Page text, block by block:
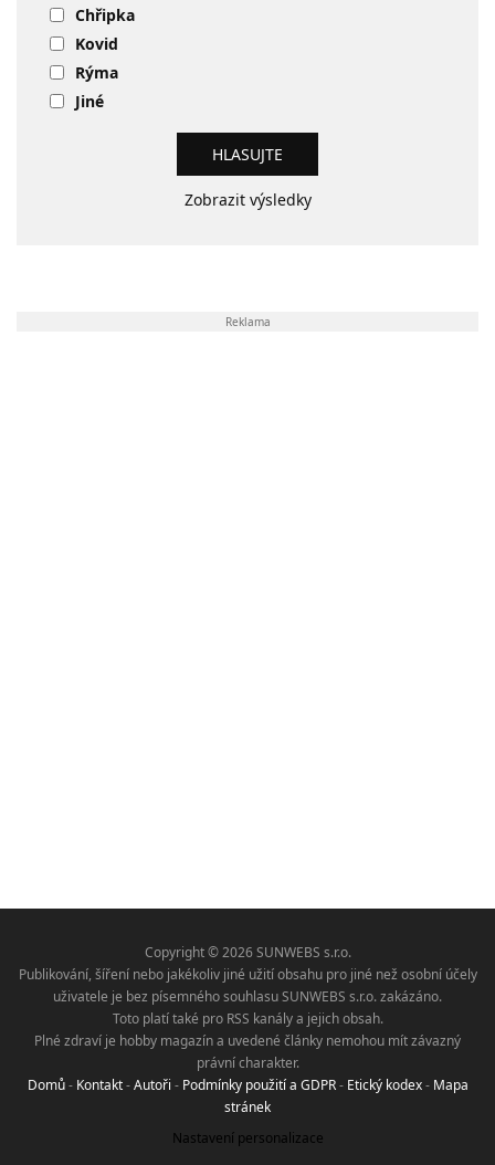
Chřipka
Kovid
Rýma
Jiné
Zobrazit výsledky
Reklama
Copyright © 2026 SUNWEBS s.r.o.
Publikování, šíření nebo jakékoliv jiné užití obsahu pro jiné než osobní účely
uživatele je bez písemného souhlasu SUNWEBS s.r.o. zakázáno.
Toto platí také pro RSS kanály a jejich obsah.
Plné zdraví je hobby magazín a uvedené články nemohou mít závazný
právní charakter.
Domů- Kontakt-Autoři - Podmínky použití a GDPR- Etický kodex- Mapa
stránek
Nastavení personalizace